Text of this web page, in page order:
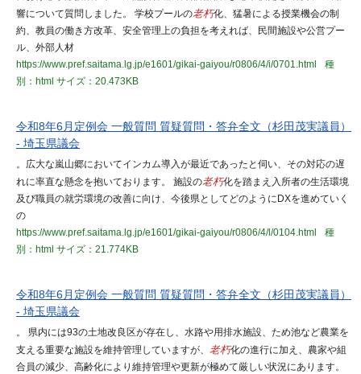
響について質問しました。 学校プールの老朽化、猛暑による授業機会の制
約、教員の働き方改革、安全管理上の負担を考えれば、民間施設や公営プー
ル、外部人材
https://www.pref.saitama.lg.jp/e1601/gikai-gaiyou/r0806/4/i/0701.html
種
別：html サイズ：20.473KB
令和8年6月定例会 一般質問 質疑質問・答弁全文（杉田茂実議員）
- 埼玉県議会
。広大な嵐山郷においてインカム導入が最近であったと伺い、その対応の遅
れに率直な懸念を抱いております。 施設の老朽化を踏まえ入所者の生活環境
及び職員の就労環境の改善に向け、今後県としてどのようにDXを進めていく
の
https://www.pref.saitama.lg.jp/e1601/gikai-gaiyou/r0806/4/l/0104.html
種
別：html サイズ：21.774KB
令和8年6月定例会 一般質問 質疑質問・答弁全文（杉田茂実議員）
- 埼玉県議会
。 県内には93の土地改良区が存在し、水路や用排水施設、ため池など農業を
支える重要な施設を維持管理していますが、 老朽化の進行に加え、農家や組
合員の減少、高齢化により維持管理や更新が極めて厳しい状況にあります。